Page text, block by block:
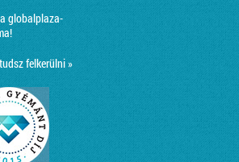
globalplaza-
felkerülni »